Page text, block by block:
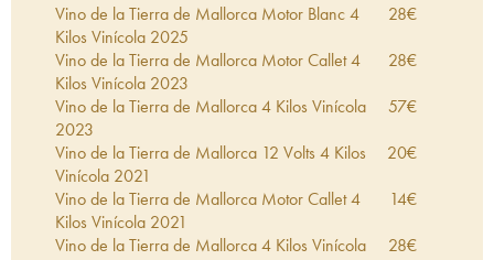
Vino de la Tierra de Mallorca Motor Blanc 4
Kilos Vinícola 2025
28€
Vino de la Tierra de Mallorca Motor Callet 4
Kilos Vinícola 2023
28€
Vino de la Tierra de Mallorca 4 Kilos Vinícola
2023
57€
Vino de la Tierra de Mallorca 12 Volts 4 Kilos
Vinícola 2021
20€
Vino de la Tierra de Mallorca Motor Callet 4
Kilos Vinícola 2021
14€
Vino de la Tierra de Mallorca 4 Kilos Vinícola
28€